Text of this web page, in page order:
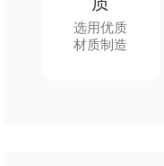
选用优质
材质制造